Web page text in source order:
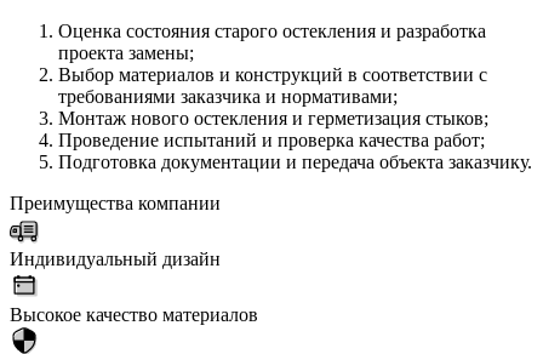
Оценка состояния старого остекления и разработка
проекта замены;
Выбор материалов и конструкций в соответствии с
требованиями заказчика и нормативами;
Монтаж нового остекления и герметизация стыков;
Проведение испытаний и проверка качества работ;
Подготовка документации и передача объекта заказчику.
Преимущества компании
Индивидуальный дизайн
Высокое качество материалов